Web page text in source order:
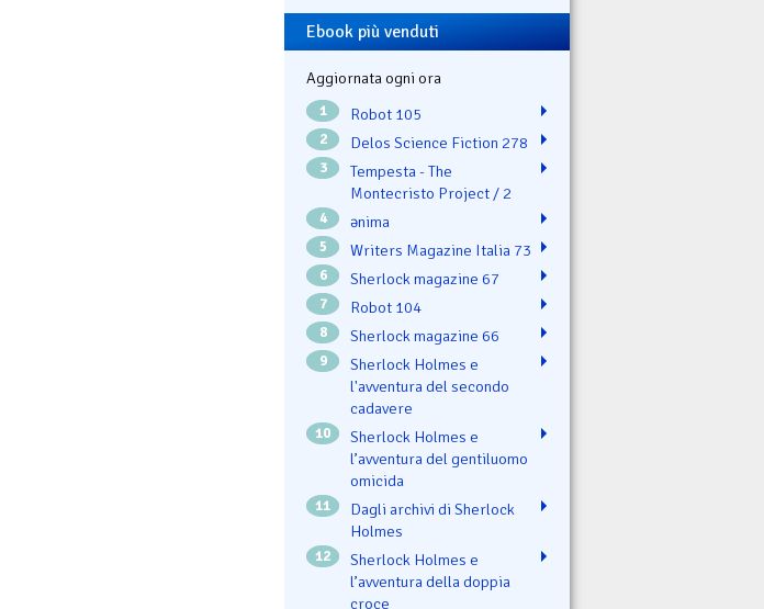
Ebook più venduti
Aggiornata ogni ora
1 Robot 105
2 Delos Science Fiction 278
3
Tempesta - The
Montecristo Project / 2
4 ənima
5 Writers Magazine Italia 73
6 Sherlock magazine 67
7 Robot 104
8 Sherlock magazine 66
9
Sherlock Holmes e
l'avventura del secondo
cadavere
10
Sherlock Holmes e
l’avventura del gentiluomo
omicida
11
Dagli archivi di Sherlock
Holmes
12
Sherlock Holmes e
l’avventura della doppia
croce